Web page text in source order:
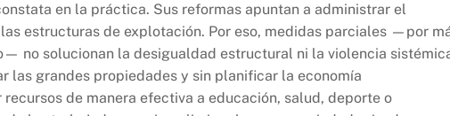
en la práctica. Sus reformas apuntan a administrar el
estructuras de explotación. Por eso, medidas parciales —por
no solucionan la desigualdad estructural ni la violencia
las grandes propiedades y sin planificar la economía
de manera efectiva a educación, salud, deporte o